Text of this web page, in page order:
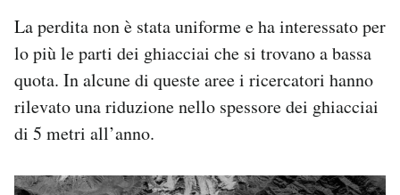
La perdita non è stata uniforme e ha interessato per
lo più le parti dei ghiacciai che si trovano a bassa
quota. In alcune di queste aree i ricercatori hanno
rilevato una riduzione nello spessore dei ghiacciai
di 5 metri all’anno.